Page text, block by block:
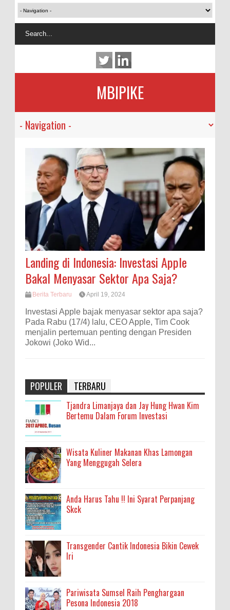
MBIPIKE
Landing di Indonesia: Investasi Apple
Bakal Menyasar Sektor Apa Saja?
Berita Terbaru April 19, 2024
Investasi Apple bajak menyasar sektor apa saja?
Pada Rabu (17/4) lalu, CEO Apple, Tim Cook
menjalin pertemuan penting dengan Presiden
Jokowi (Joko Wid...
POPULER TERBARU
Tjandra Limanjaya dan Jay Hung Hwan Kim
Bertemu Dalam Forum Investasi
Wisata Kuliner Makanan Khas Lamongan
Yang Menggugah Selera
Anda Harus Tahu !! Ini Syarat Perpanjang
Skck
Transgender Cantik Indonesia Bikin Cewek
Iri
Pariwisata Sumsel Raih Penghargaan
Pesona Indonesia 2018